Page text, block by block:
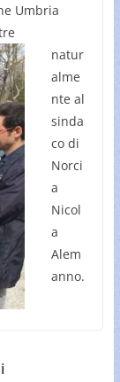
Umbria
natur
alme
nte al
sinda
co di
Norci
a
Nicol
a
Alem
anno.